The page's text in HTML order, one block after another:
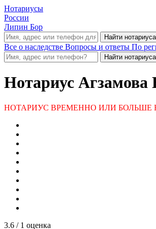
Нотариусы
России
Липин Бор
Все о наследстве Вопросы и ответы По
Нотариус Агзамова
НОТАРИУС ВРЕМЕННО ИЛИ БОЛЬШЕ
3.6 / 1 оценка